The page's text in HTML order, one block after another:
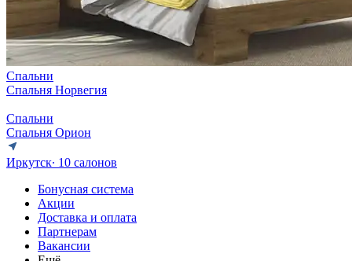
Спальни
Спальня Норвегия
Спальни
Спальня Орион
Иркутск∙ 10 салонов
Бонусная система
Акции
Доставка и оплата
Партнерам
Вакансии